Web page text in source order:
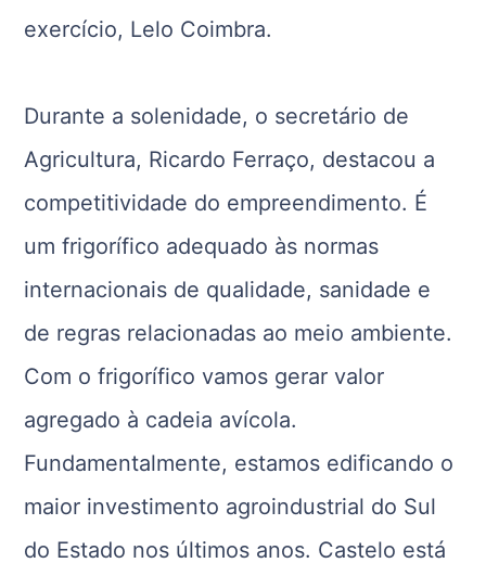
exercício, Lelo Coimbra.
Durante a solenidade, o secretário de
Agricultura, Ricardo Ferraço, destacou a
competitividade do empreendimento. É
um frigorífico adequado às normas
internacionais de qualidade, sanidade e
de regras relacionadas ao meio ambiente.
Com o frigorífico vamos gerar valor
agregado à cadeia avícola.
Fundamentalmente, estamos edificando o
maior investimento agroindustrial do Sul
do Estado nos últimos anos. Castelo está